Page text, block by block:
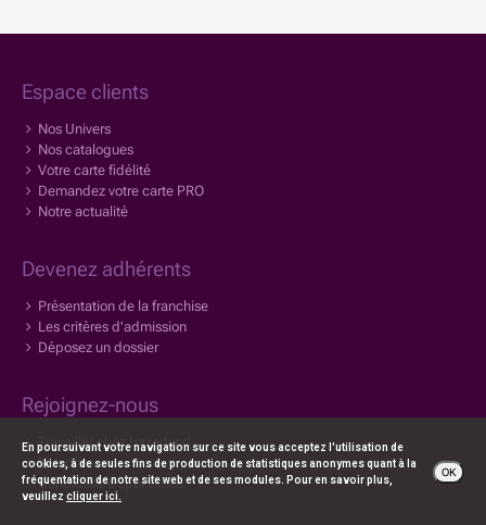
Espace clients
Nos Univers
Nos catalogues
Votre carte fidélité
Demandez votre carte PRO
Notre actualité
Devenez adhérents
Présentation de la franchise
Les critères d'admission
Déposez un dossier
Rejoignez-nous
Travailler chez bazarland
Nos offres
Candidature spontanée
En poursuivant votre navigation sur ce site vous acceptez l'utilisation de
cookies, à de seules fins de production de statistiques anonymes quant à la
fréquentation de notre site web et de ses modules. Pour en savoir plus,
veuillez cliquer ici.
OK